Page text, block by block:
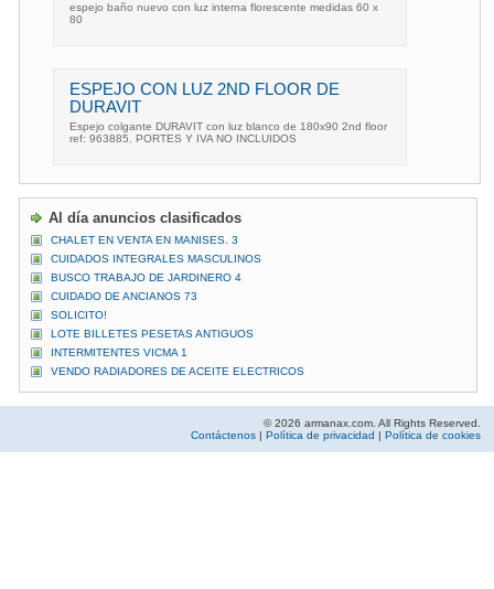
espejo baño nuevo con luz interna florescente medidas 60 x
80
ESPEJO CON LUZ 2ND FLOOR DE
DURAVIT
Espejo colgante DURAVIT con luz blanco de 180x90 2nd floor
ref: 963885. PORTES Y IVA NO INCLUIDOS
Al día anuncios clasificados
CHALET EN VENTA EN MANISES. 3
CUIDADOS INTEGRALES MASCULINOS
BUSCO TRABAJO DE JARDINERO 4
CUIDADO DE ANCIANOS 73
SOLICITO!
LOTE BILLETES PESETAS ANTIGUOS
INTERMITENTES VICMA 1
VENDO RADIADORES DE ACEITE ELECTRICOS
© 2026 armanax.com. All Rights Reserved.
Contáctenos | Política de privacidad | Política de cookies